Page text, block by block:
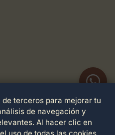
terceros para mejorar tu
de navegación y
Al hacer clic en